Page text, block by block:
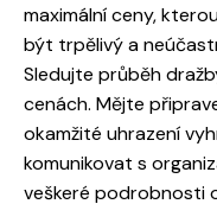
maximální ceny,
být trpělivý a
Sledujte průběh
cenách. Mějte
okamžité uhrazení
komunikovat s
veškeré podrobnosti